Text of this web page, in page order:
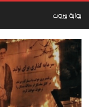
بوابة بيروت